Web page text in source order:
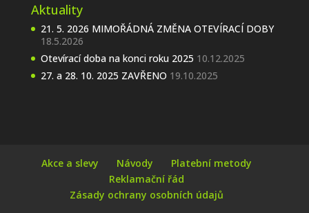
Aktuality
21. 5. 2026 MIMOŘÁDNÁ ZMĚNA OTEVÍRACÍ DOBY
18.5.2026
Otevírací doba na konci roku 2025 10.12.2025
27. a 28. 10. 2025 ZAVŘENO 19.10.2025
Akce a slevy Návody
Platební metody
Reklamační řád
Zásady ochrany osobních údajů